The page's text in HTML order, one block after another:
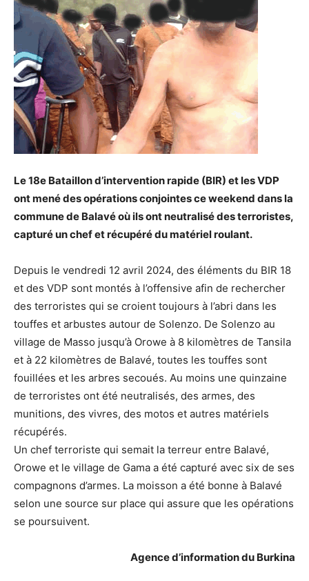
Le 18e Bataillon d’intervention rapide (BIR) et les VDP
ont mené des opérations conjointes ce weekend dans la
commune de Balavé où ils ont neutralisé des terroristes,
capturé un chef et récupéré du matériel roulant.
Depuis le vendredi 12 avril 2024, des éléments du BIR 18
et des VDP sont montés à l’offensive afin de rechercher
des terroristes qui se croient toujours à l’abri dans les
touffes et arbustes autour de Solenzo. De Solenzo au
village de Masso jusqu’à Orowe à 8 kilomètres de Tansila
et à 22 kilomètres de Balavé, toutes les touffes sont
fouillées et les arbres secoués. Au moins une quinzaine
de terroristes ont été neutralisés, des armes, des
munitions, des vivres, des motos et autres matériels
récupérés.
Un chef terroriste qui semait la terreur entre Balavé,
Orowe et le village de Gama a été capturé avec six de ses
compagnons d’armes. La moisson a été bonne à Balavé
selon une source sur place qui assure que les opérations
se poursuivent.
Agence d’information du Burkina